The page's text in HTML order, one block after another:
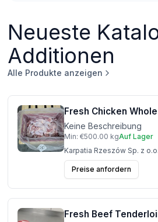
Neueste
Additionen
Alle Produkte anzeigen
Fresh Chicken
Keine Beschreibung
Min:€500.00 kgAuf Lager
Karpatia Rzeszów Sp. z o.o.
Preise anfordern
Fresh Beef